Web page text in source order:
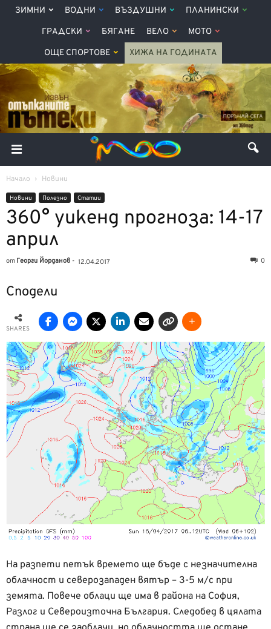
ЗИМНИ ВОДНИ ВЪЗДУШНИ ПЛАНИНСКИ
ГРАДСКИ БЯГАНЕ ВЕЛО МОТО
ОЩЕ СПОРТОВЕ ХИЖА НА ГОДИНАТА
Начало Новини
Новини Полезно Статии
360° уикенд прогноза: 14-17
април
от Георги Йорданов - 12.04.2017 0
Сподели
SHARES
На разпети петък времето ще бъде с незначителна
облачност и северозападен вятър – 3-5 м/с при
земята. Повече облаци ще има в района на София,
Разлог и Североизточна България. Следобед в цялата